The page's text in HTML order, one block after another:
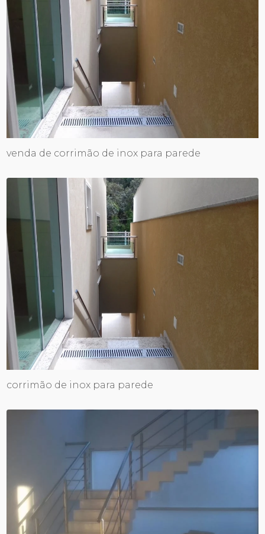
venda de corrimão de inox para parede
corrimão de inox para parede